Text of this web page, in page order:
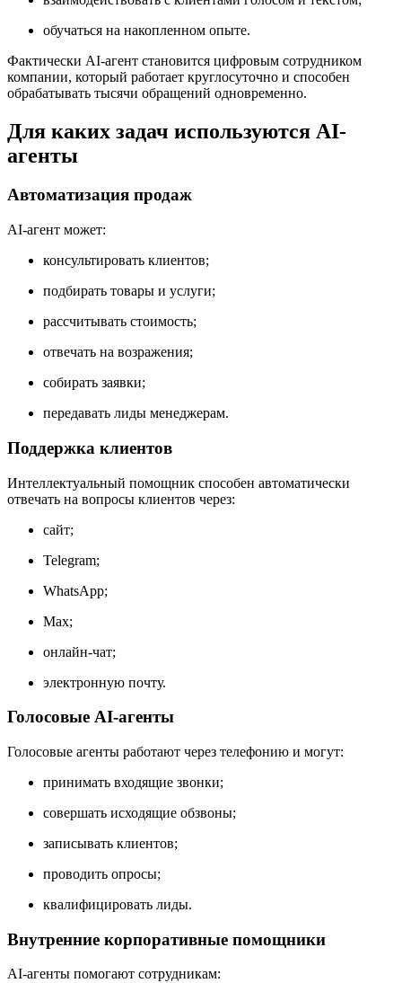
обучаться на накопленном опыте.
Фактически AI-агент становится цифровым сотрудником
компании, который работает круглосуточно и способен
обрабатывать тысячи обращений одновременно.
Для каких задач используются AI-
агенты
Автоматизация продаж
AI-агент может:
консультировать клиентов;
подбирать товары и услуги;
рассчитывать стоимость;
отвечать на возражения;
собирать заявки;
передавать лиды менеджерам.
Поддержка клиентов
Интеллектуальный помощник способен автоматически
отвечать на вопросы клиентов через:
сайт;
Telegram;
WhatsApp;
Max;
онлайн-чат;
электронную почту.
Голосовые AI-агенты
Голосовые агенты работают через телефонию и могут:
принимать входящие звонки;
совершать исходящие обзвоны;
записывать клиентов;
проводить опросы;
квалифицировать лиды.
Внутренние корпоративные помощники
AI-агенты помогают сотрудникам: